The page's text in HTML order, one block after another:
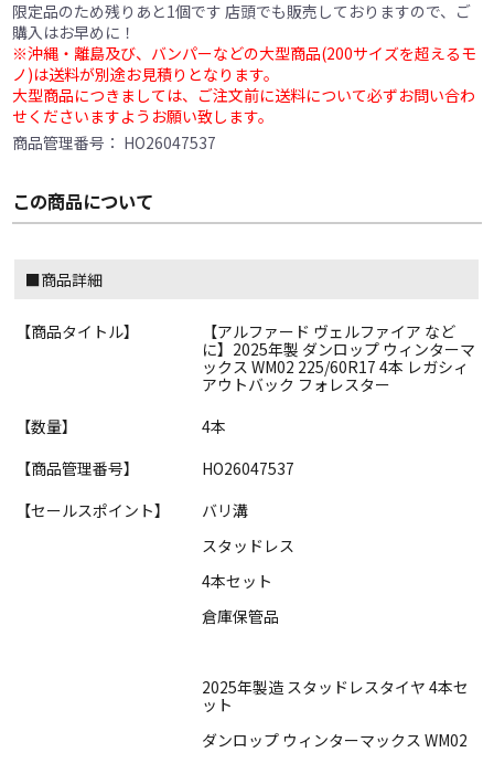
限定品のため残りあと1個です 店頭でも販売しておりますので、ご
購入はお早めに！
※沖縄・離島及び、バンパーなどの大型商品(200サイズを超えるモ
ノ)は送料が別途お見積りとなります。
大型商品につきましては、ご注文前に送料について必ずお問い合わ
せくださいますようお願い致します。
商品管理番号： HO26047537
この商品について
■商品詳細
【商品タイトル】
【アルファード ヴェルファイア など
に】2025年製 ダンロップ ウィンターマ
ックス WM02 225/60R17 4本 レガシィ
アウトバック フォレスター
【数量】
4本
【商品管理番号】
HO26047537
【セールスポイント】
バリ溝
スタッドレス
4本セット
倉庫保管品
2025年製造 スタッドレスタイヤ 4本セ
ット
ダンロップ ウィンターマックス WM02